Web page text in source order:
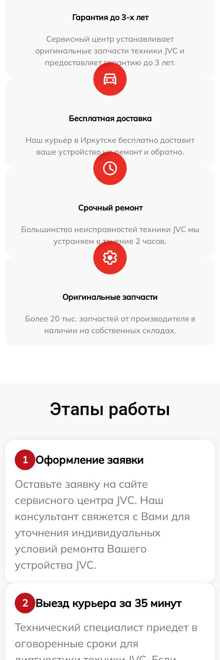
Гарантия до 3-х лет
Сервисный центр устанавливает
оригинальные запчасти техники JVC и
предоставляет гарантию до 3 лет.
Бесплатная доставка
Наш курьер в Иркутске бесплатно доставит
ваше устройство на ремонт и обратно.
Срочный ремонт
Большинство неисправностей техники JVC мы
устраняем в течение 2 часов.
Оригинальные запчасти
Более 20 тыс. запчастей от производителя в
наличии на собственных складах.
Этапы работы
1
Оформление заявки
Оставьте заявку на сайте
сервисного центра JVC. Наш
консультант свяжется с Вами для
уточнения индивидуальных
условий ремонта Вашего
устройства JVC.
2
Выезд курьера за 35 минут
Технический специалист приедет в
оговоренные сроки для